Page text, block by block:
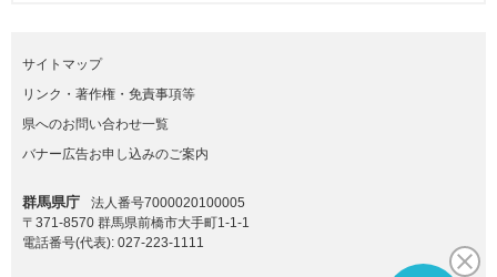
サイトマップ
リンク・著作権・免責事項等
県へのお問い合わせ一覧
バナー広告お申し込みのご案内
群馬県庁
法人番号7000020100005
〒371-8570 群馬県前橋市大手町1-1-1
電話番号(代表): 027-223-1111